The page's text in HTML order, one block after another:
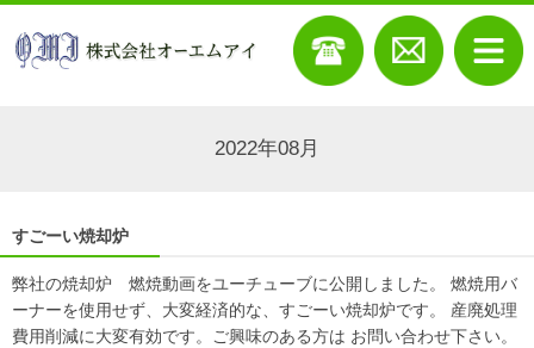
2022年08月
すごーい焼却炉
弊社の焼却炉 燃焼動画をユーチューブに公開しました。 燃焼用バ
ーナーを使用せず、大変経済的な、すごーい焼却炉です。 産廃処理
費用削減に大変有効です。ご興味のある方は お問い合わせ下さい。